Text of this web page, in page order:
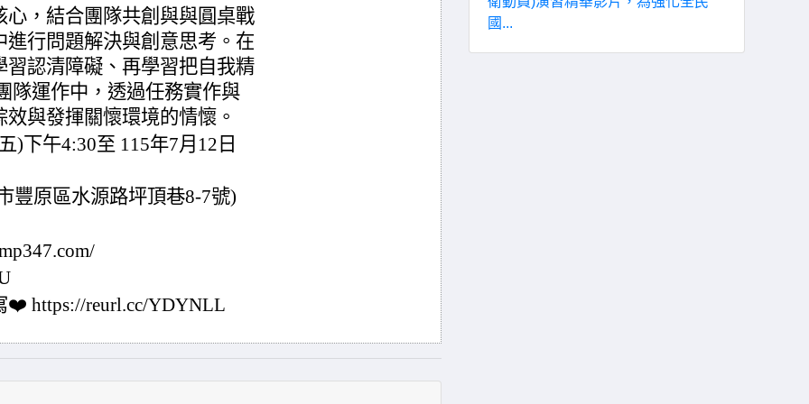
，結合團隊共創與與圓桌戰
行問題解決與創意思考。在
認清障礙、再學習把自我精
隊運作中，透過任務實作與
與發揮關懷環境的情懷。
)下午4:30至 115年7月12日
豐原區水源路坪頂巷8-7號)
https://reurl.cc/YDYNLL
國...